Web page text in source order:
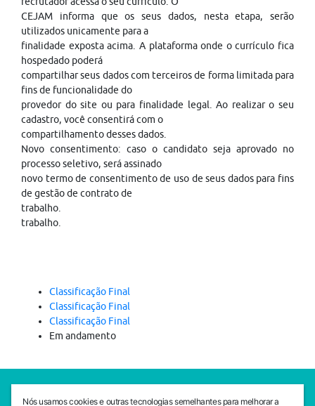
CEJAM informa que os seus dados, nesta etapa, serão
utilizados unicamente para a
finalidade exposta acima. A plataforma onde o currículo fica
hospedado poderá
compartilhar seus dados com terceiros de forma limitada para
fins de funcionalidade do
provedor do site ou para finalidade legal. Ao realizar o seu
cadastro, você consentirá com o
compartilhamento desses dados.
Novo consentimento: caso o candidato seja aprovado no
processo seletivo, será assinado
novo termo de consentimento de uso de seus dados para fins
de gestão de contrato de
trabalho.
trabalho.
Classificação Final
Classificação Final
Classificação Final
Em andamento
SEDE CEJAM
Nós usamos cookies e outras tecnologias semelhantes para melhorar a